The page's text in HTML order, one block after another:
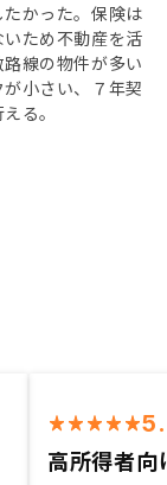
かった。保険は
ため不動産を活
線の物件が多い
小さい、７年契
る。
高所得者向